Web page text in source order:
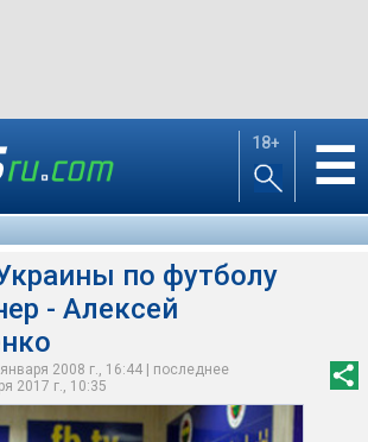
18+ ☰
по футболу
- Алексей
2008 г., 16:44 | последнее
2017 г., 10:35